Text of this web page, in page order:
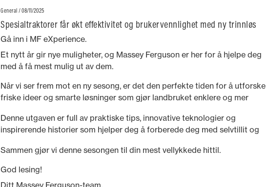
General / 08/11/2025
Spesialtraktorer får økt effektivitet og brukervennlighet med ny trinnløs
transmisjonsløsning
Gå inn i MF eXperience.
Et nytt år gir nye muligheter, og Massey Ferguson er her for å hjelpe deg
med å få mest mulig ut av dem.
Når vi ser frem mot en ny sesong, er det den perfekte tiden for å utforske
friske ideer og smarte løsninger som gjør landbruket enklere og mer
Denne utgaven er full av praktiske tips, innovative teknologier og
inspirerende historier som hjelper deg å forberede deg med selvtillit og
Sammen gjør vi denne sesongen til din mest vellykkede hittil.
God lesing!
Ditt Massey Ferguson-team.